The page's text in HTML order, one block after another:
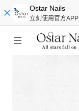
Ostar Nails
立刻使用官方APP